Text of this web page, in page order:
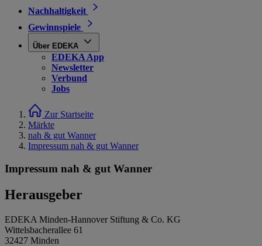
Nachhaltigkeit
Gewinnspiele
Über EDEKA
EDEKA App
Newsletter
Verbund
Jobs
Zur Startseite
Märkte
nah & gut Wanner
Impressum nah & gut Wanner
Impressum nah & gut Wanner
Herausgeber
EDEKA Minden-Hannover Stiftung & Co. KG
Wittelsbacherallee 61
32427 Minden